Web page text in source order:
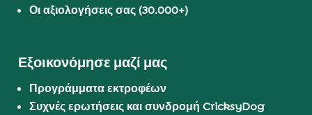
Οι αξιολογήσεις σας (30.000+)
Εξοικονόμησε μαζί μας
Προγράμματα εκτροφέων
Συχνές ερωτήσεις και συνδρομή CricksyDog